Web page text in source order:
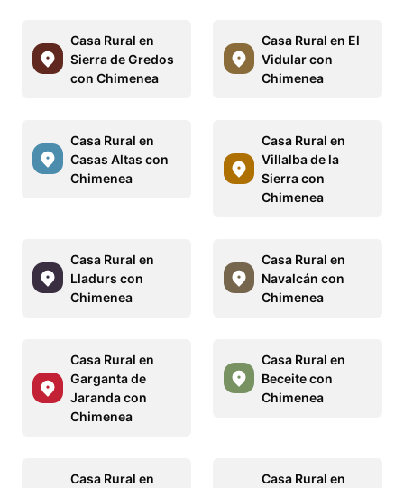
Casa Rural en
Sierra de Gredos
con Chimenea
Casa Rural en El
Vidular con
Chimenea
Casa Rural en
Casas Altas con
Chimenea
Casa Rural en
Villalba de la
Sierra con
Chimenea
Casa Rural en
Lladurs con
Chimenea
Casa Rural en
Navalcán con
Chimenea
Casa Rural en
Garganta de
Jaranda con
Chimenea
Casa Rural en
Beceite con
Chimenea
Casa Rural en
Casa Rural en